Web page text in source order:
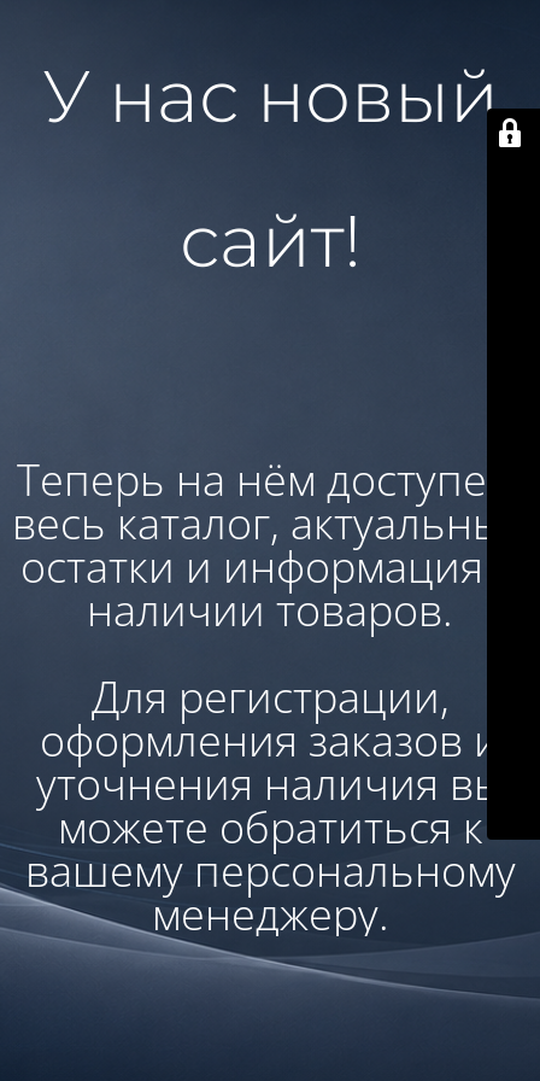
У нас новый
сайт!
Теперь на нём доступен:
весь каталог, актуальные
остатки и информация о
наличии товаров.
Для регистрации,
оформления заказов и
уточнения наличия вы
можете обратиться к
вашему персональному
менеджеру.